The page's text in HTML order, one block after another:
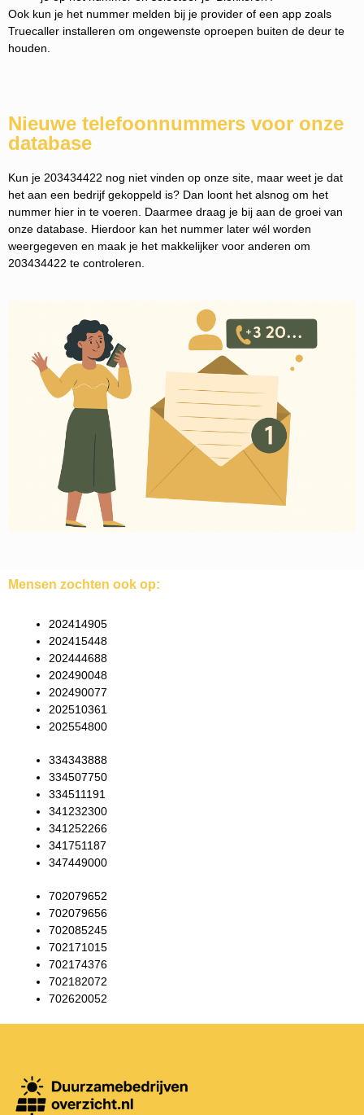
Ook kun je het nummer melden bij je provider of een app zoals
Truecaller installeren om ongewenste oproepen buiten de deur te
houden.
Nieuwe telefoonnummers voor onze
database
Kun je 203434422 nog niet vinden op onze site, maar weet je dat
het aan een bedrijf gekoppeld is? Dan loont het alsnog om het
nummer hier in te voeren. Daarmee draag je bij aan de groei van
onze database. Hierdoor kan het nummer later wél worden
weergegeven en maak je het makkelijker voor anderen om
203434422 te controleren.
Mensen zochten ook op:
202414905
202415448
202444688
202490048
202490077
202510361
202554800
334343888
334507750
334511191
341232300
341252266
341751187
347449000
702079652
702079656
702085245
702171015
702174376
702182072
702620052